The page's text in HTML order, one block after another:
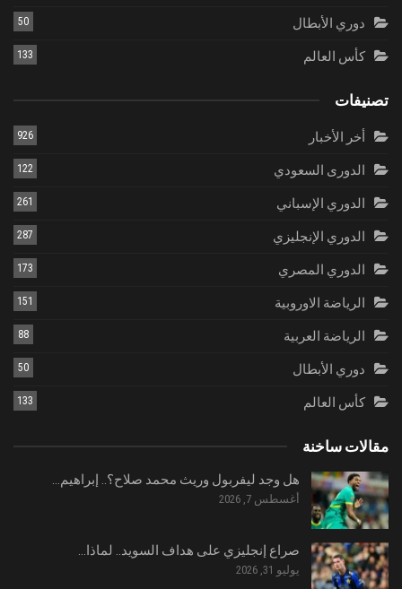
دوري الأبطال 50
كأس العالم 133
تصنيفات
أخر الأخبار 926
الدورى السعودي 122
الدوري الإسباني 261
الدوري الإنجليزي 287
الدوري المصري 173
الرياضة الاوروبية 151
الرياضة العربية 88
دوري الأبطال 50
كأس العالم 133
مقالات ساخنة
هل وجد ليفربول وريث محمد صلاح؟.. إبراهيم…
أغسطس 7, 2026
صراع إنجليزي على هداف السويد.. لماذا…
يوليو 31, 2026